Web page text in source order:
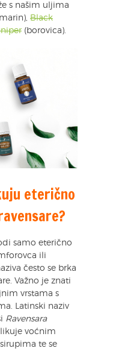
s našim uljima
Black
(borovica).
eterično
samo eterično
ili
često se brka
Važno je znati
vrstama s
Latinski naziv
Ravensara
voćnim
te se